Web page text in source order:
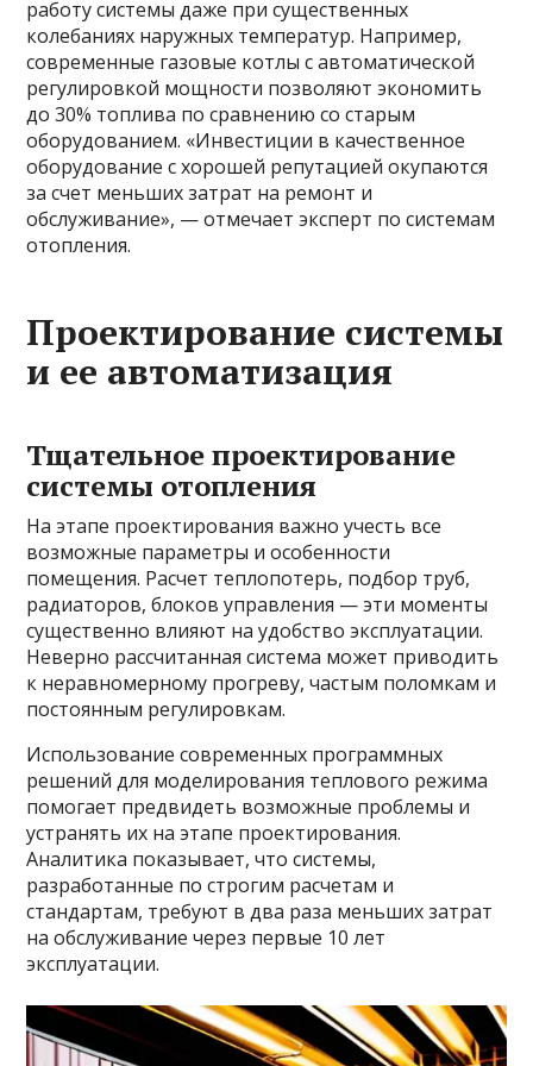
работу системы даже при существенных
колебаниях наружных температур. Например,
современные газовые котлы с автоматической
регулировкой мощности позволяют экономить
до 30% топлива по сравнению со старым
оборудованием. «Инвестиции в качественное
оборудование с хорошей репутацией окупаются
за счет меньших затрат на ремонт и
обслуживание», — отмечает эксперт по системам
отопления.
Проектирование системы
и ее автоматизация
Тщательное проектирование
системы отопления
На этапе проектирования важно учесть все
возможные параметры и особенности
помещения. Расчет теплопотерь, подбор труб,
радиаторов, блоков управления — эти моменты
существенно влияют на удобство эксплуатации.
Неверно рассчитанная система может приводить
к неравномерному прогреву, частым поломкам и
постоянным регулировкам.
Использование современных программных
решений для моделирования теплового режима
помогает предвидеть возможные проблемы и
устранять их на этапе проектирования.
Аналитика показывает, что системы,
разработанные по строгим расчетам и
стандартам, требуют в два раза меньших затрат
на обслуживание через первые 10 лет
эксплуатации.